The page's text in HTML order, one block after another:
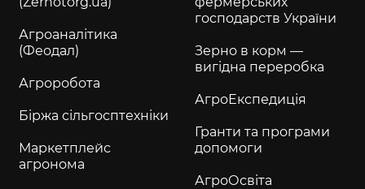
Агроаналітика
(Феодал)
Агроробота
Біржа сільгосптехніки
Маркетплейс
агронома
господарств України
Зерно в корм —
вигідна переробка
АгроЕкспедиція
Гранти та програми
допомоги
АгроОсвіта